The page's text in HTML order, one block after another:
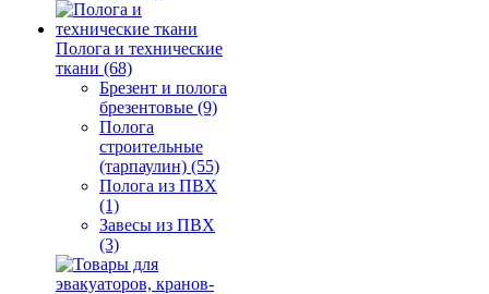
Полога и технические
ткани (68)
Брезент и полога
брезентовые (9)
Полога
строительные
(тарпаулин) (55)
Полога из ПВХ
(1)
Завесы из ПВХ
(3)